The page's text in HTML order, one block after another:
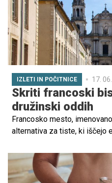
in sicer med pet do šest
dnevu naj bo zajtrk.
IZLETI IN POČITNICE 17.
Skriti francoski
družinski oddih
Francosko mesto,
alternativa za tiste, ki iščejo